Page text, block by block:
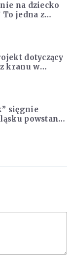
na dziecko
To jedna z
"Rozwój
dotyczący
kranu w
sięgnie
powstanie